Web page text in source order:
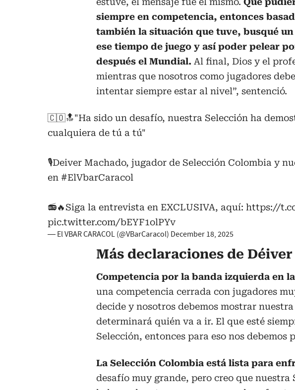
siempre en competencia, entonces
también la situación que tuve, busqué
ese tiempo de juego y así poder pelear
después el Mundial. Al final, Dios y el
mientras que nosotros como jugadores
intentar siempre estar al nivel”, sentenció.
🇨🇴🔝"Ha sido un desafío, nuestra Selección ha
cualquiera de tú a tú"
🎙️Deiver Machado, jugador de Selección Colombia y
en #ElVbarCaracol
📻🔥Siga la entrevista en EXCLUSIVA, aquí: https://
pic.twitter.com/bEYF1olPYv
— El VBAR CARACOL (@VBarCaracol) December 18, 2025
Más declaraciones de
Competencia por la banda izquierda en
una competencia cerrada con jugadores
decide y nosotros debemos mostrar
determinará quién va a ir. El que esté
Selección, entonces para eso nos debemos
La Selección Colombia está lista para
desafío muy grande, pero creo que nuestra